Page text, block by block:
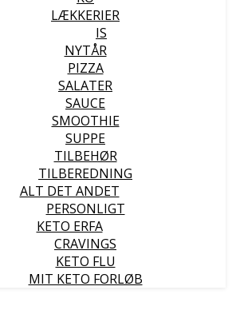
LÆKKERIER
IS
NYTÅR
PIZZA
SALATER
SAUCE
SMOOTHIE
SUPPE
TILBEHØR
TILBEREDNING
ALT DET ANDET
PERSONLIGT
KETO ERFA
CRAVINGS
KETO FLU
MIT KETO FORLØB